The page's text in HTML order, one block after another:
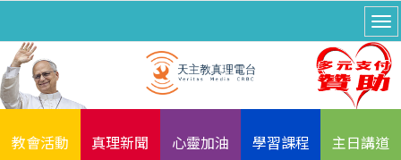
教會活動 真理新聞 心靈加油 學習課程 主日講道